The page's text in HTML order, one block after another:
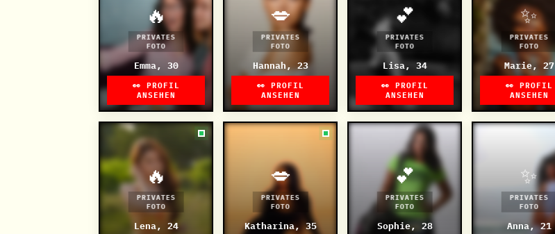
🔥
PRIVATES
FOTO
Emma, 30
👀 PROFIL
ANSEHEN
💋
PRIVATES
FOTO
Hannah, 23
👀 PROFIL
ANSEHEN
💕
PRIVATES
FOTO
Lisa, 34
👀 PROFIL
ANSEHEN
✨
PRIVATES
FOTO
Marie, 27
👀 PROFIL
ANSEHEN
🔥
PRIVATES
FOTO
Lena, 24
💋
PRIVATES
FOTO
Katharina, 35
💕
PRIVATES
FOTO
Sophie, 28
✨
PRIVATES
FOTO
Anna, 21